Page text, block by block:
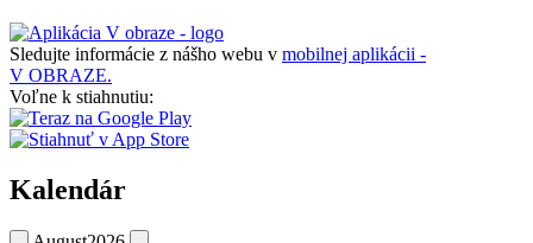
Sledujte informácie z nášho webu v mobilnej aplikácii -
V OBRAZE.
Voľne k stiahnutiu:
Kalendár